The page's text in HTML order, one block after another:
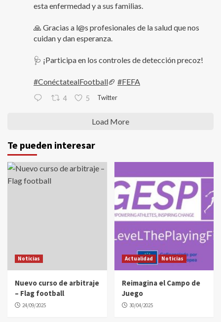
esta enfermedad y a sus familias.
🙏 Gracias a l@s profesionales de la salud que nos
cuidan y dan esperanza.
🩺 ¡Participa en los controles de detección precoz!
#ConéctatealFootball🏈 #FEFA
4 5 Twitter
Load More
Te pueden interesar
Noticias
Nuevo curso de arbitraje
– Flag football
24/09/2025
Actualidad Noticias
Reimagina el Campo de
Juego
30/04/2025